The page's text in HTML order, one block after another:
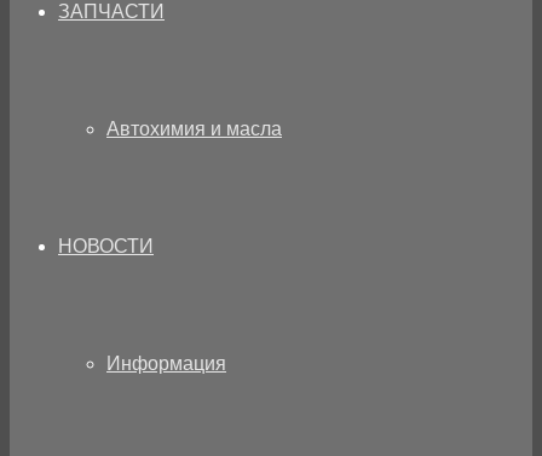
ЗАПЧАСТИ
Автохимия и масла
НОВОСТИ
Информация